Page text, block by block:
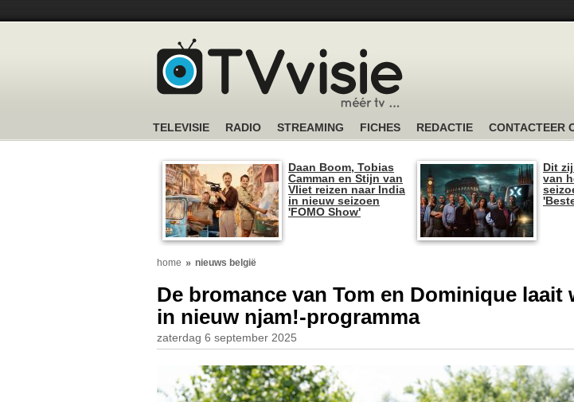
TELEVISIE RADIO STREAMING FICHES REDACTIE CONTACTEER
Daan Boom, Tobias
Camman en Stijn van
Vliet reizen naar India
in nieuw seizoen
'FOMO Show'
Dit
van
home nieuws belgië
De bromance van Tom en Dominique laait
in nieuw njam!-programma
zaterdag 6 september 2025